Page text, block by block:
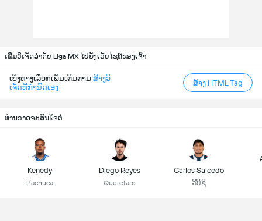
ເພີ່ມວິເຈັດລຳດັບ Liga MX ໄປຍັງເວັບໄຊທ໌ຂອງເຈົ້າ
ເບິ່ງທາງເລືອກເພີ່ມເຕີມຕາມ ສ້າງວິ
ເຈັດທີ່ກຳນົດເອງ
ສ້າງ HTML Tag
ທ່ານອາດຈະສົນໃຈຕໍ່
Kenedy
Pachuca
Diego Reyes
Queretaro
Carlos Salcedo
ວີບີຊີ